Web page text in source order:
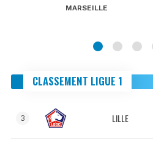
MARSEILLE
CLASSEMENT LIGUE 1
3 LILLE